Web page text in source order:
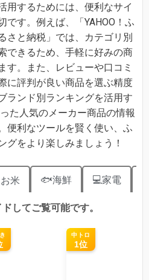
するためには、便利なサイ
です。例えば、「YAHOO！ふ
さと納税」では、カテゴリ別
できるため、手軽に好みの商
す。また、レビューや口コミ
に評判が良い商品を選ぶ精度
ランド別ランキングを活用す
た人気のメーカー商品の情報
便利なツールを賢く使い、ふ
グをより楽しみましょう！
米 🐟海鮮 💻家電
してご覧可能です。
中トロ
1位